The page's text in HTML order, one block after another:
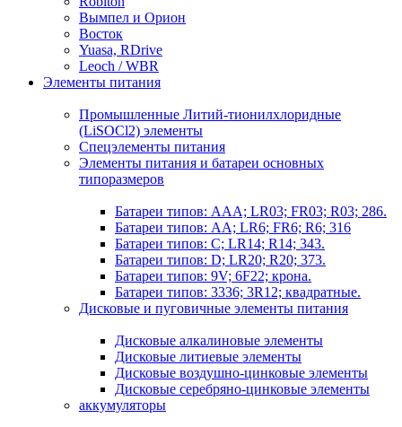
Вымпел и Орион
Восток
Yuasa, RDrive
Leoch / WBR
Элементы питания
Промышленные Литий-тионилхлоридные
(LiSOCl2) элементы
Спецэлементы питания
Элементы питания и батареи основных
типоразмеров
Батареи типов: AAA; LR03; FR03; R03; 286.
Батареи типов: AA; LR6; FR6; R6; 316
Батареи типов: C; LR14; R14; 343.
Батареи типов: D; LR20; R20; 373.
Батареи типов: 9V; 6F22; крона.
Батареи типов: 3336; 3R12; квадратные.
Дисковые и пуговичные элементы питания
Дисковые алкалиновые элементы
Дисковые литиевые элементы
Дисковые воздушно-цинковые элементы
Дисковые серебряно-цинковые элементы
аккумуляторы